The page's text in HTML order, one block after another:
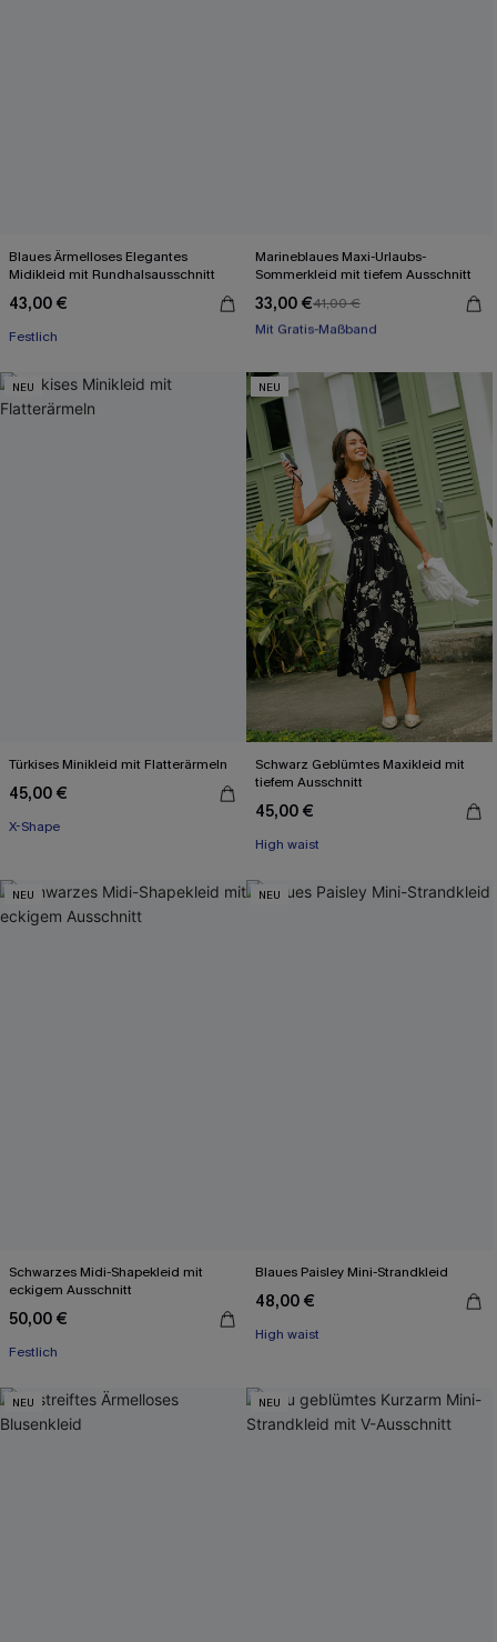
Blaues Ärmelloses Elegantes
Midikleid mit Rundhalsausschnitt
43,00 €
Festlich
Marineblaues Maxi-Urlaubs-
Sommerkleid mit tiefem Ausschnitt
33,00 €41,00 €
Mit Gratis-Maßband
Festlich
NEU
Türkises Minikleid mit Flatterärmeln
45,00 €
X-Shape
NEU
Schwarz Geblümtes Maxikleid mit
tiefem Ausschnitt
45,00 €
High waist
NEU
Schwarzes Midi-Shapekleid mit
eckigem Ausschnitt
50,00 €
Festlich
NEU
Blaues Paisley Mini-Strandkleid
48,00 €
High waist
NEU NEU